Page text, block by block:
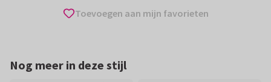
Toevoegen aan mijn favorieten
Nog meer in deze stijl